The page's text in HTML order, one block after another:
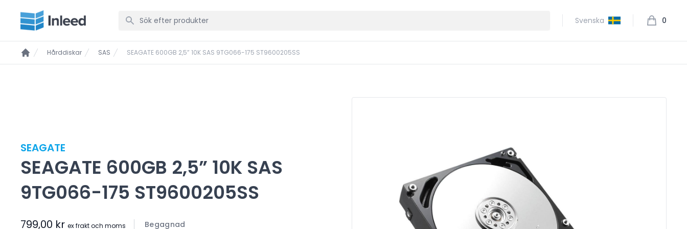
Svenska 0
Hårddiskar SAS SEAGATE 600GB 2,5” 10K SAS 9TG066-175 ST9600205SS
SEAGATE
SEAGATE 600GB 2,5” 10K SAS
9TG066-175 ST9600205SS
799,00 kr ex frakt och moms Begagnad